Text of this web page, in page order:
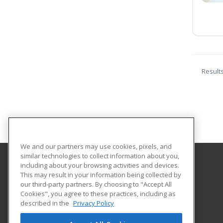
Gavilan College
Community Education
5055 Santa Teresa Blvd
Gilroy, CA 95020 US
We and our partners may use cookies, pixels, and
similar technologies to collect information about you,
including about your browsing activities and devices.
This may result in your information being collected by
our third-party partners. By choosing to "Accept All
Cookies", you agree to these practices, including as
described in the Privacy Policy